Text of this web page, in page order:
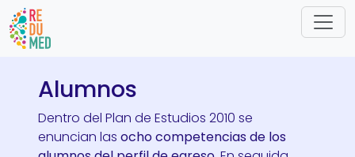
Pasar al contenido principal
Alumnos
Dentro del Plan de Estudios 2010 se
enuncian las ocho competencias de los